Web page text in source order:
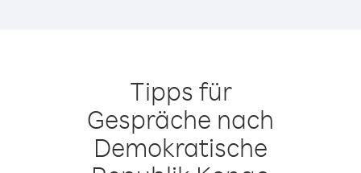
Tipps für
Gespräche nach
Demokratische